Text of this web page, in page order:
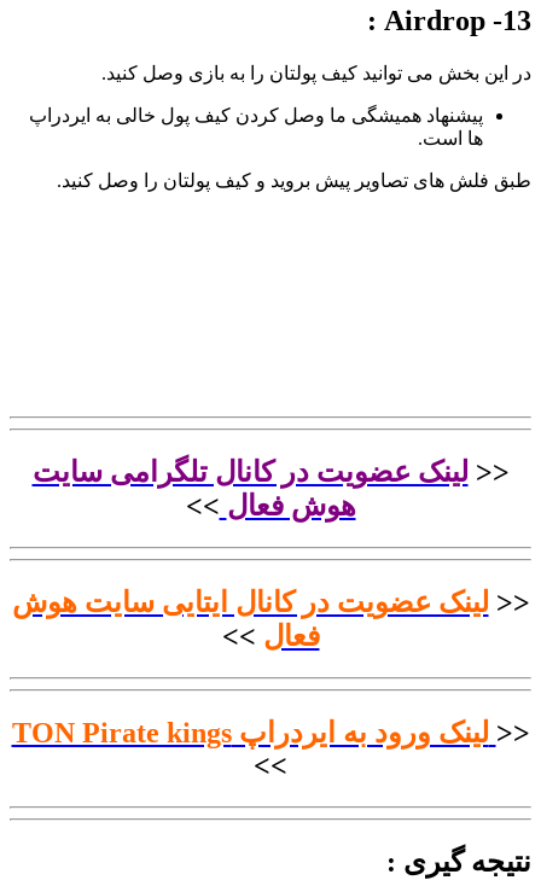
13- Airdrop :
در این بخش می توانید کیف پولتان را به بازی وصل کنید.
پیشنهاد همیشگی ما وصل کردن کیف پول خالی به ایردراپ
ها است.
طبق فلش های تصاویر پیش بروید و کیف پولتان را وصل کنید.
<< لینک عضویت در کانال تلگرامی سایت
هوش فعال >>
<< لینک عضویت در کانال ایتایی سایت هوش
فعال >>
<< لینک ورود به ایردراپ TON Pirate kings
>>
نتیجه گیری :